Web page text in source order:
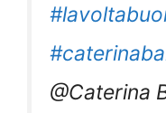
@Caterina